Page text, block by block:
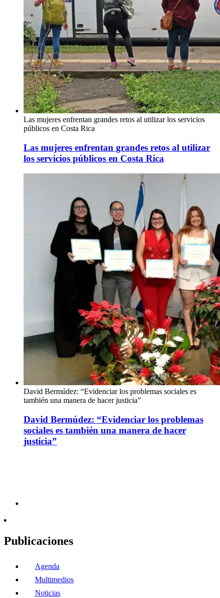
Las mujeres enfrentan grandes retos al utilizar los servicios
públicos en Costa Rica
Las mujeres enfrentan grandes retos al utilizar
los servicios públicos en Costa Rica
David Bermúdez: “Evidenciar los problemas sociales es
también una manera de hacer justicia”
David Bermúdez: “Evidenciar los problemas
sociales es también una manera de hacer
justicia”
Publicaciones
Agenda
Multimedios
Noticias